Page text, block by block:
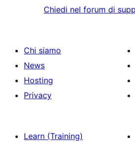
Chiedi nel forum di
Chi siamo
News
Hosting
Privacy
Learn (Training)